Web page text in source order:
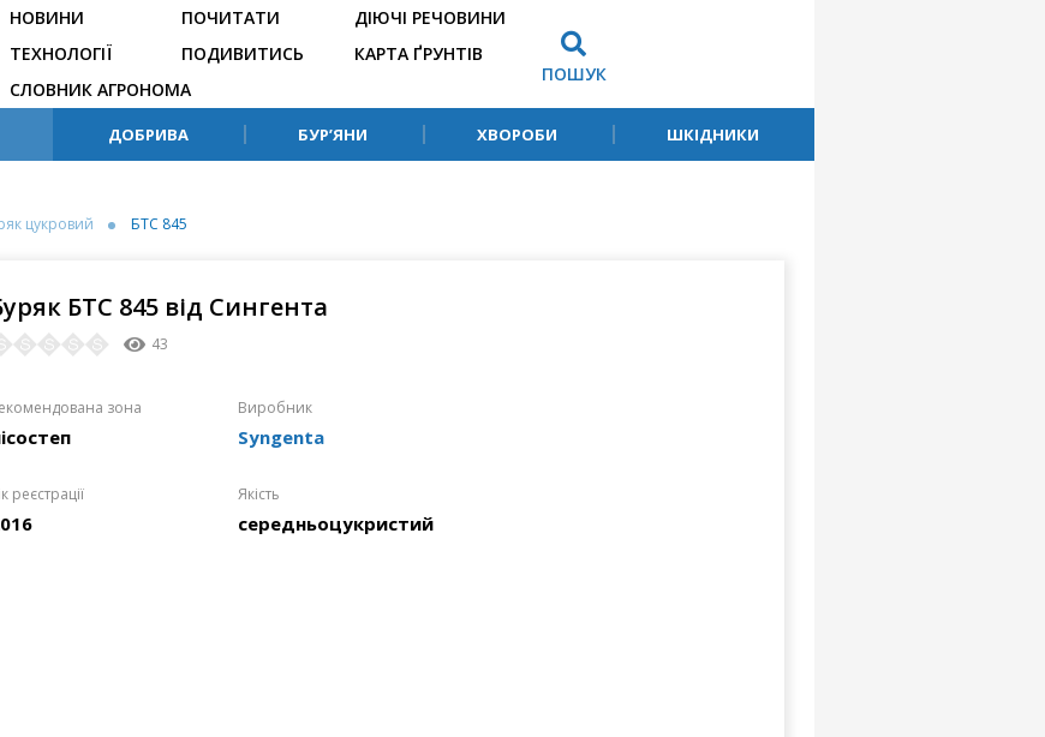
НОВИНИ
ТЕХНОЛОГІЇ
ПОЧИТАТИ
ПОДИВИТИСЬ
ДІЮЧІ РЕЧОВИНИ
КАРТА ҐРУНТІВ
СЛОВНИК АГРОНОМА
ПОШУК
ДОБРИВА БУР’ЯНИ ХВОРОБИ ШКІДНИКИ
цукровий БТС 845
БТС 845 від Сингента
43
зона Виробник
Syngenta
реєстрації Якість
середньоцукристий